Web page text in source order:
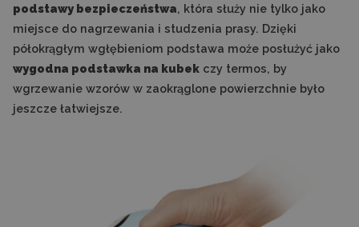
podstawy bezpieczeństwa, która służy nie tylko jako
miejsce do nagrzewania i studzenia prasy. Dzięki
półokrągłym wgłębieniom podstawa może posłużyć jako
wygodna podstawka na kubek czy termos, by
wgrzewanie wzorów w zaokrąglone powierzchnie było
jeszcze łatwiejsze.